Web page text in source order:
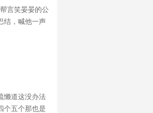
言笑晏晏的公
结，喊他一声
再见就是在相
懒道这没办法
个五个那也是